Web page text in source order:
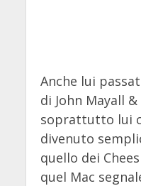
Anche lui
di John Mayall
soprattutto lui
divenuto
quello dei
quel Mac